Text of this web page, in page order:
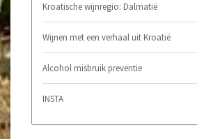
Kroatische wijnregio: Dalmatië
Wijnen met een verhaal uit Kroatië
Alcohol misbruik preventie
INSTA